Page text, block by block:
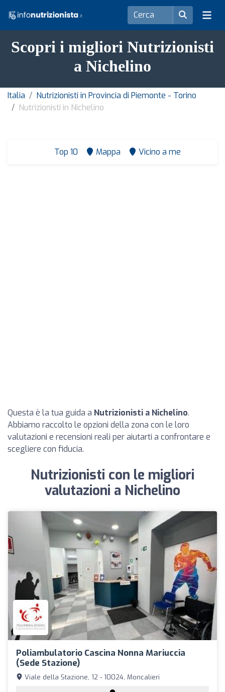
Scopri i migliori Nutrizionisti
a Nichelino
Italia
Nutrizionisti in Provincia di Piemonte - Torino
Nutrizionisti in Nichelino
Top 10 Mappa Vicino a me
Questa è la tua guida a Nutrizionisti a Nichelino.
Abbiamo raccolto le opzioni della zona con le loro
valutazioni e recensioni reali per aiutarti a confrontare e
scegliere con fiducia.
Nutrizionisti con le migliori
valutazioni a Nichelino
Poliambulatorio Cascina Nonna Mariuccia
(Sede Stazione)
Viale della Stazione, 12 - 10024, Moncalieri